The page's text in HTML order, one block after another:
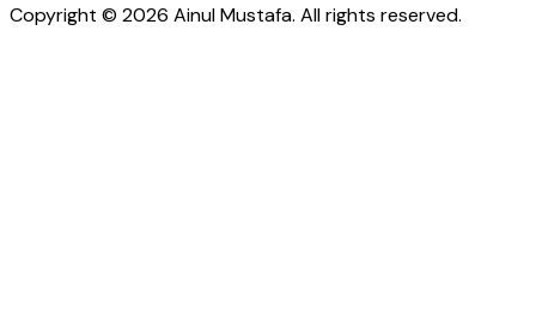
Copyright © 2026 Ainul Mustafa. All rights reserved.